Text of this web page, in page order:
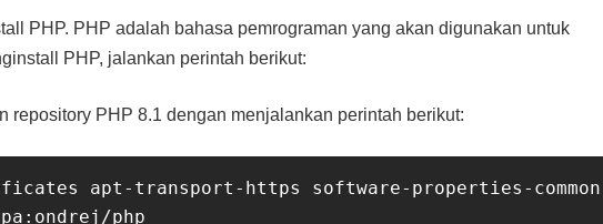
PHP. PHP adalah bahasa pemrograman yang akan digunakan untuk
PHP, jalankan perintah berikut:
repository PHP 8.1 dengan menjalankan perintah berikut:
apt-transport-https software-properties-common